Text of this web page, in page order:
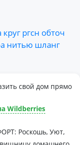
круг ргсн обточ
нитью шланг
свой дом прямо
Wildberries
Роскошь, Уют,